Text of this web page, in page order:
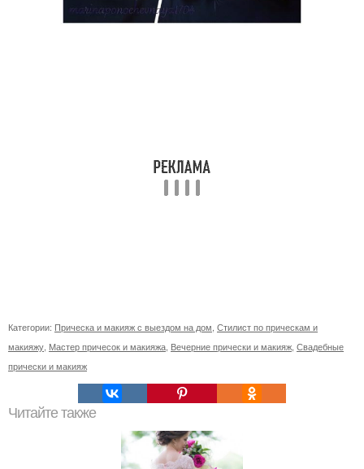
Категории: Прическа и макияж с выездом на дом Стилист по прическам и
макияжу Мастер причесок и макияжа Вечерние прически и макияж Свадебные
прически и макияж
Читайте также